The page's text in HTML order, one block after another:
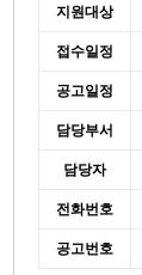
지원대상
접수일정
공고일정
담당부서
담당자
전화번호
공고번호